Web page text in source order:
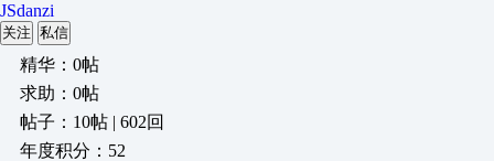
JSdanzi
关注 私信
精华：0帖
求助：0帖
帖子：10帖 | 602回
年度积分：52